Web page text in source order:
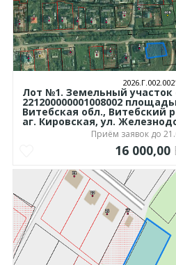
Лот №1. Земельный
221200000001008002
Витебская обл., Витебский
аг. Кировская, ул.
Приём заявок до
16 000,00